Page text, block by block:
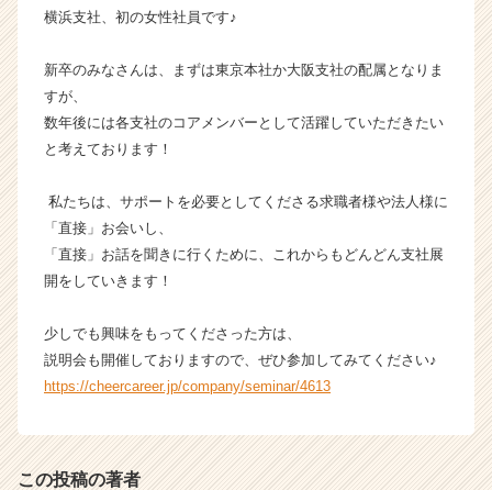
が
く
サ
チ
キ
（C
h
e
r
横浜支社、初の女性社員です♪
新卒のみなさんは、まずは東京本社か大阪支社の配属となりま
すが、
数年後には各支社のコアメンバーとして活躍していただきたい
と考えております！
私たちは、サポートを必要としてくださる求職者様や法人様に
「直接」お会いし、
「直接」お話を聞きに行くために、これからもどんどん支社展
開をしていきます！
少しでも興味をもってくださった方は、
説明会も開催しておりますので、ぜひ参加してみてください♪
https://cheercareer.jp/company/seminar/4613
この投稿の著者